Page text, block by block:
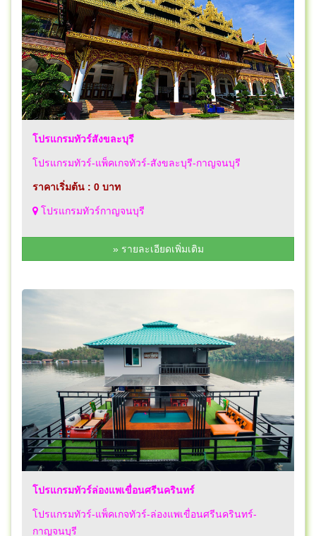
โปรแกรมทัวร์สังขละบุรี
โปรแกรมทัวร์-แพ็คเกจทัวร์-สังขละบุรี-กาญจนบุรี
ราคาเริ่มต้น : 0 บาท
โปรแกรมทัวร์กาญจนบุรี
» รายละเอียดเพิ่มเติม
โปรแกรมทัวร์ล่องแพเขื่อนศรีนครินทร์
โปรแกรมทัวร์-แพ็คเกจทัวร์-ล่องแพเขื่อนศรีนครินทร์-
กาญจนบุรี